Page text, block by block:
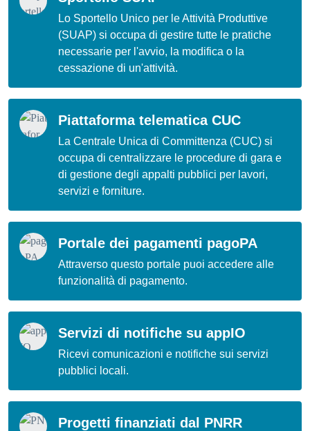
Lo Sportello Unico per le Attività Produttive
(SUAP) si occupa di gestire tutte le pratiche
necessarie per l'avvio, la modifica o la
cessazione di un'attività.
Piattaforma telematica CUC
La Centrale Unica di Committenza (CUC) si
occupa di centralizzare le procedure di gara e
di gestione degli appalti pubblici per lavori,
servizi e forniture.
Portale dei pagamenti pagoPA
Attraverso questo portale puoi accedere alle
funzionalità di pagamento.
Servizi di notifiche su appIO
Ricevi comunicazioni e notifiche sui servizi
pubblici locali.
Progetti finanziati dal PNRR